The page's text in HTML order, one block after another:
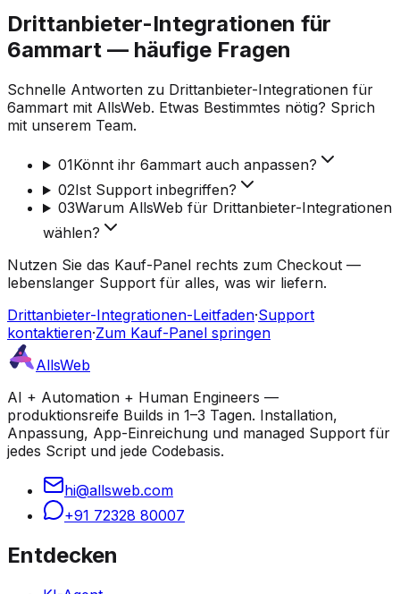
Drittanbieter-Integrationen für
6ammart — häufige Fragen
Schnelle Antworten zu Drittanbieter-Integrationen für
6ammart mit AllsWeb. Etwas Bestimmtes nötig? Sprich
mit unserem Team.
01Könnt ihr 6ammart auch anpassen?
02Ist Support inbegriffen?
03Warum AllsWeb für Drittanbieter-Integrationen
wählen?
Nutzen Sie das Kauf-Panel rechts zum Checkout —
lebenslanger Support für alles, was wir liefern.
Drittanbieter-Integrationen-Leitfaden·Support
kontaktieren·Zum Kauf-Panel springen
AllsWeb
AI + Automation + Human Engineers —
produktionsreife Builds in 1–3 Tagen. Installation,
Anpassung, App-Einreichung und managed Support für
jedes Script und jede Codebasis.
hi@allsweb.com
+91 72328 80007
Entdecken